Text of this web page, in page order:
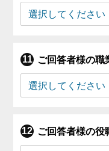
ご回答者様の職
ご回答者様の役